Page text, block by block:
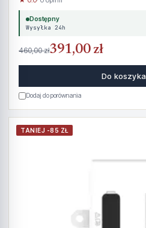
Dostępny
Wysyłka 24h
460,00 zł391,00 zł
Do koszyka
Dodaj do porównania
TANIEJ -85 ZŁ